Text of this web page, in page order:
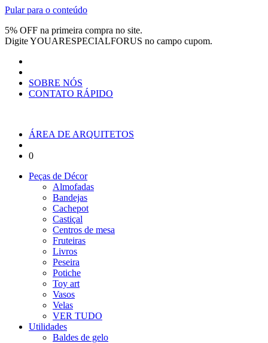
Pular para o conteúdo
5% OFF na primeira compra no site.
DigiteYOUARESPECIALFORUS no campo cupom.
SOBRE NÓS
CONTATO RÁPIDO
ÁREA DE ARQUITETOS
0
Peças de Décor
Almofadas
Bandejas
Cachepot
Castiçal
Centros de mesa
Fruteiras
Livros
Peseira
Potiche
Toy art
Vasos
Velas
VER TUDO
Utilidades
Baldes de gelo